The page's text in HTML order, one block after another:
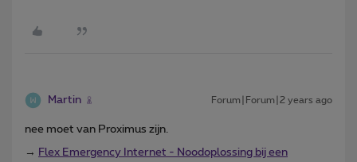
Martin Forum|Forum|2 years ago
nee moet van Proximus zijn.
→ Flex Emergency Internet - Noodoplossing bij een